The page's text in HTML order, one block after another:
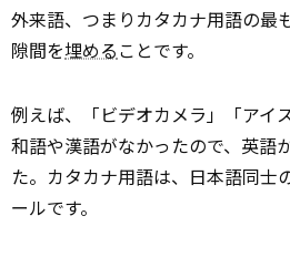
外来語、つまりカタカナ用語の最
隙間を埋めることです。
例えば、「ビデオカメラ」「アイ
和語や漢語がなかったので、英語
た。カタカナ用語は、日本語同士
ールです。